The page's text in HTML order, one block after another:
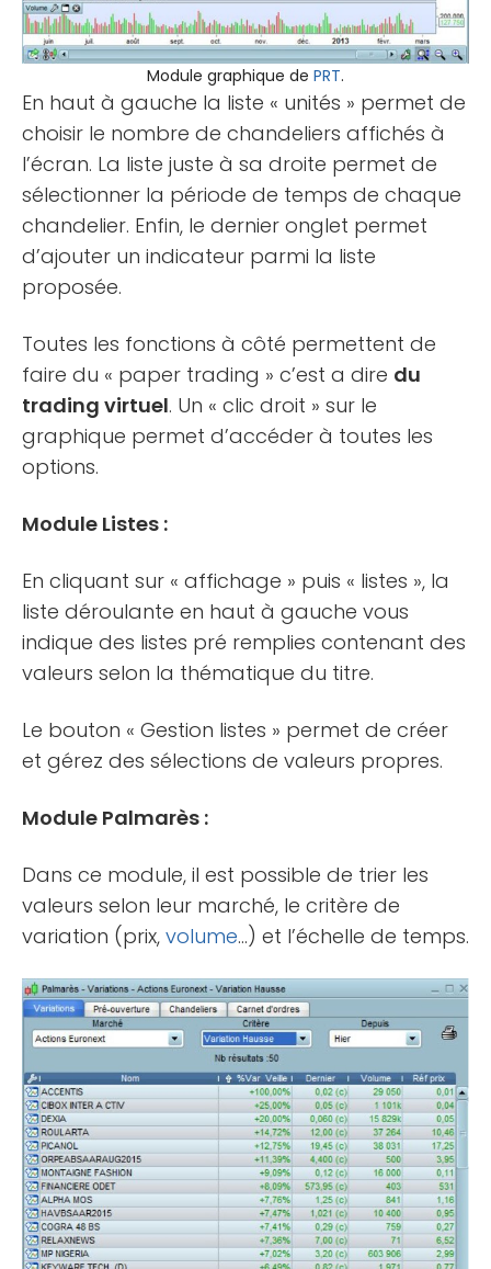
Module graphique de PRT.
En haut à gauche la liste « unités » permet de
choisir le nombre de chandeliers affichés à
l’écran. La liste juste à sa droite permet de
sélectionner la période de temps de chaque
chandelier. Enfin, le dernier onglet permet
d’ajouter un indicateur parmi la liste
proposée.
Toutes les fonctions à côté permettent de
faire du « paper trading » c’est a dire du
trading virtuel. Un « clic droit » sur le
graphique permet d’accéder à toutes les
options.
Module Listes :
En cliquant sur « affichage » puis « listes », la
liste déroulante en haut à gauche vous
indique des listes pré remplies contenant des
valeurs selon la thématique du titre.
Le bouton « Gestion listes » permet de créer
et gérez des sélections de valeurs propres.
Module Palmarès :
Dans ce module, il est possible de trier les
valeurs selon leur marché, le critère de
variation (prix, volume…) et l’échelle de temps.